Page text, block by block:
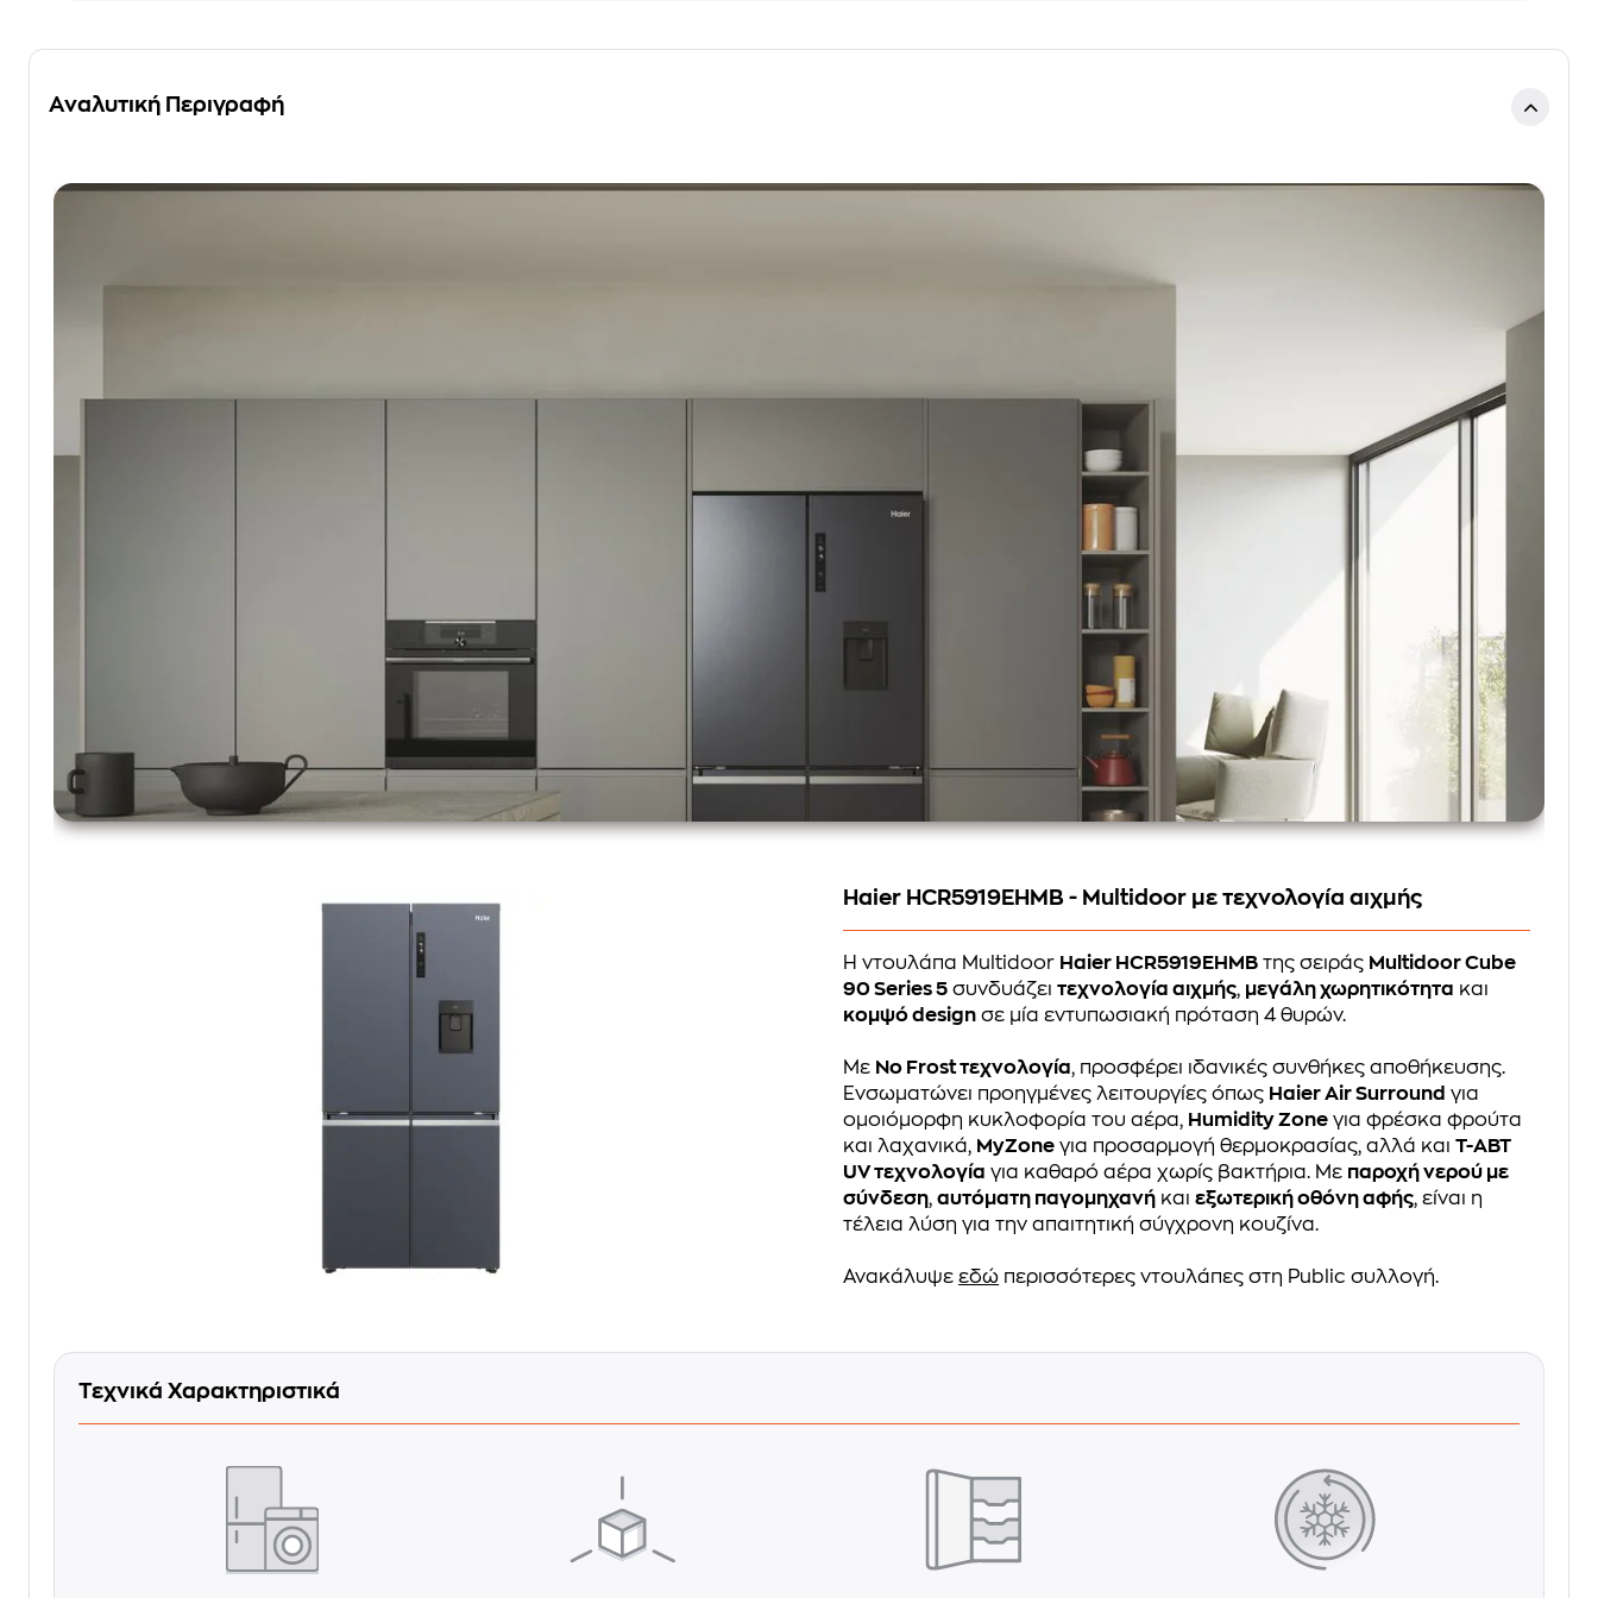
Αναλυτική Περιγραφή
Haier HCR5919EHMB - Multidoor με τεχνολογία αιχμής
H ντουλάπα Multidoor Haier HCR5919EHMB της σειράς Multidoor Cube
90 Series 5 συνδυάζειτεχνολογία αιχμής, μεγάλη χωρητικότητα και
κομψό design σε μία εντυπωσιακή πρόταση 4 θυρών.
Με No Frost τεχνολογία, προσφέρει ιδανικές συνθήκες αποθήκευσης.
Ενσωματώνει προηγμένες λειτουργίες όπως Haier Air Surround για
ομοιόμορφη κυκλοφορία του αέρα, Humidity Zone για φρέσκα φρούτα
και λαχανικά, MyZone για προσαρμογή θερμοκρασίας, αλλά καιT-ABT
UV τεχνολογία για καθαρό αέρα χωρίς βακτήρια. Με παροχή νερού με
σύνδεση,αυτόματη παγομηχανή καιεξωτερική οθόνη αφής, είναι η
τέλεια λύση για την απαιτητική σύγχρονη κουζίνα.
Ανακάλυψεεδώ περισσότερες ντουλάπες στη Public συλλογή.
Τεχνικά Χαρακτηριστικά